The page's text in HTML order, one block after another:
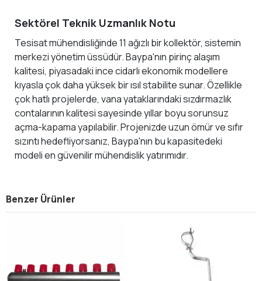
Sektörel Teknik Uzmanlık Notu
Tesisat mühendisliğinde 11 ağızlı bir kollektör, sistemin
merkezi yönetim üssüdür. Baypa'nın pirinç alaşım
kalitesi, piyasadaki ince cidarlı ekonomik modellere
kıyasla çok daha yüksek bir ısıl stabilite sunar. Özellikle
çok hatlı projelerde, vana yataklarındaki sızdırmazlık
contalarının kalitesi sayesinde yıllar boyu sorunsuz
açma-kapama yapılabilir. Projenizde uzun ömür ve sıfır
sızıntı hedefliyorsanız, Baypa'nın bu kapasitedeki
modeli en güvenilir mühendislik yatırımıdır.
Benzer Ürünler